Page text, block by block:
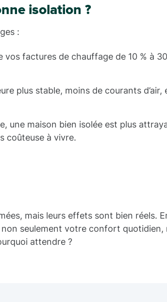
isolation ?
:
vos factures de chauffage de 10 % à
plus stable, moins de courants d’air,
une maison bien isolée est plus
coûteuse à vivre.
mais leurs effets sont bien réels.
seulement votre confort quotidien,
attendre ?